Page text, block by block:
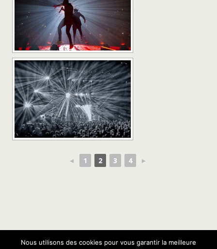
◄ 1 2 3 4 ►
Retour au début
Nous utilisons des cookies pour vous garantir la meilleure